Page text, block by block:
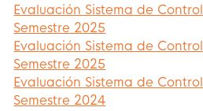
Evaluación Sistema de
Semestre 2025
Evaluación Sistema de
Semestre 2025
Evaluación Sistema de
Semestre 2024